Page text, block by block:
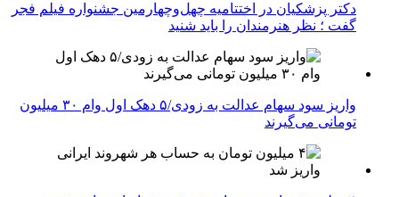
دکتر پزشکیان در اختتامیه چهل‌وچهارمین جشنواره فیلم فجر
گفت ؛ نظر هنرمندان را باید شنید
واریز سود سهام عدالت به زودی/۵ دهک اول وام ۳۰ میلیون
تومانی می‌گیرند